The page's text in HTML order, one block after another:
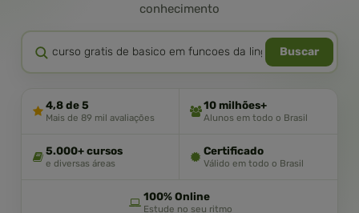
conhecimento
Buscar
4,8 de 5
Mais de 89 mil avaliações
10 milhões+
Alunos em todo o Brasil
5.000+ cursos
e diversas áreas
Certificado
Válido em todo o Brasil
100% Online
Estude no seu ritmo